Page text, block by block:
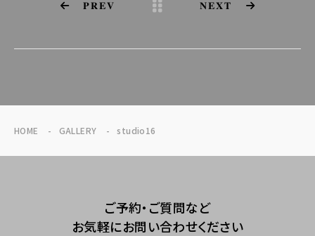
PREV NEXT
HOME GALLERY studio16
ご予約・ご質問など
お気軽にお問い合わせください